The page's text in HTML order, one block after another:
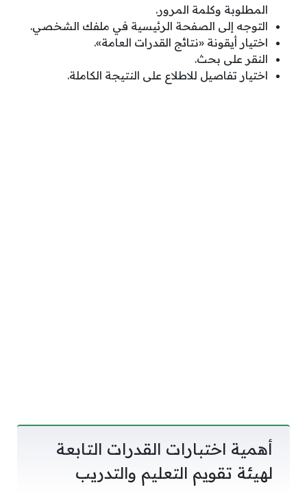
المطلوبة وكلمة المرور.
التوجه إلى الصفحة الرئيسية في ملفك الشخصي.
اختيار أيقونة «نتائج القدرات العامة».
النقر على بحث.
اختيار تفاصيل للاطلاع على النتيجة الكاملة.
أهمية اختبارات القدرات التابعة
لهيئة تقويم التعليم والتدريب